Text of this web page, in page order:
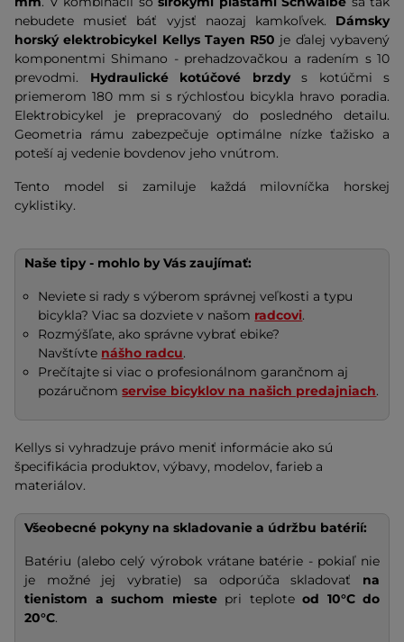
nebudete musieť báť vyjsť naozaj kamkoľvek. Dámsky
horský elektrobicykel Kellys Tayen R50 je ďalej vybavený
komponentmi Shimano - prehadzovačkou a radením s 10
prevodmi. Hydraulické kotúčové brzdys kotúčmi s
priemerom 180 mm si s rýchlosťou bicykla hravo poradia.
Elektrobicykel je prepracovaný do posledného detailu.
Geometria rámu zabezpečuje optimálne nízke ťažisko a
poteší aj vedenie bovdenov jeho vnútrom.
Tento model si zamiluje každá milovníčka horskej
cyklistiky.
Naše tipy - mohlo by Vás zaujímať:
Neviete si rady s výberom správnej veľkosti a typu
bicykla? Viac sa dozviete v našom radcovi.
Rozmýšľate, ako správne vybrať ebike?
Navštívte nášho radcu.
Prečítajte si viac o profesionálnom garančnom aj
pozáručnomservise bicyklov na našich predajniach.
Kellys si vyhradzuje právo meniť informácie ako sú
špecifikácia produktov, výbavy, modelov, farieb a
materiálov.
Všeobecné pokyny na skladovanie a údržbu batérií:
Batériu (alebo celý výrobok vrátane batérie - pokiaľ nie
je možné jej vybratie) sa odporúča skladovať na
tienistom a suchom miestepri teplote od 10°C do
20°C.